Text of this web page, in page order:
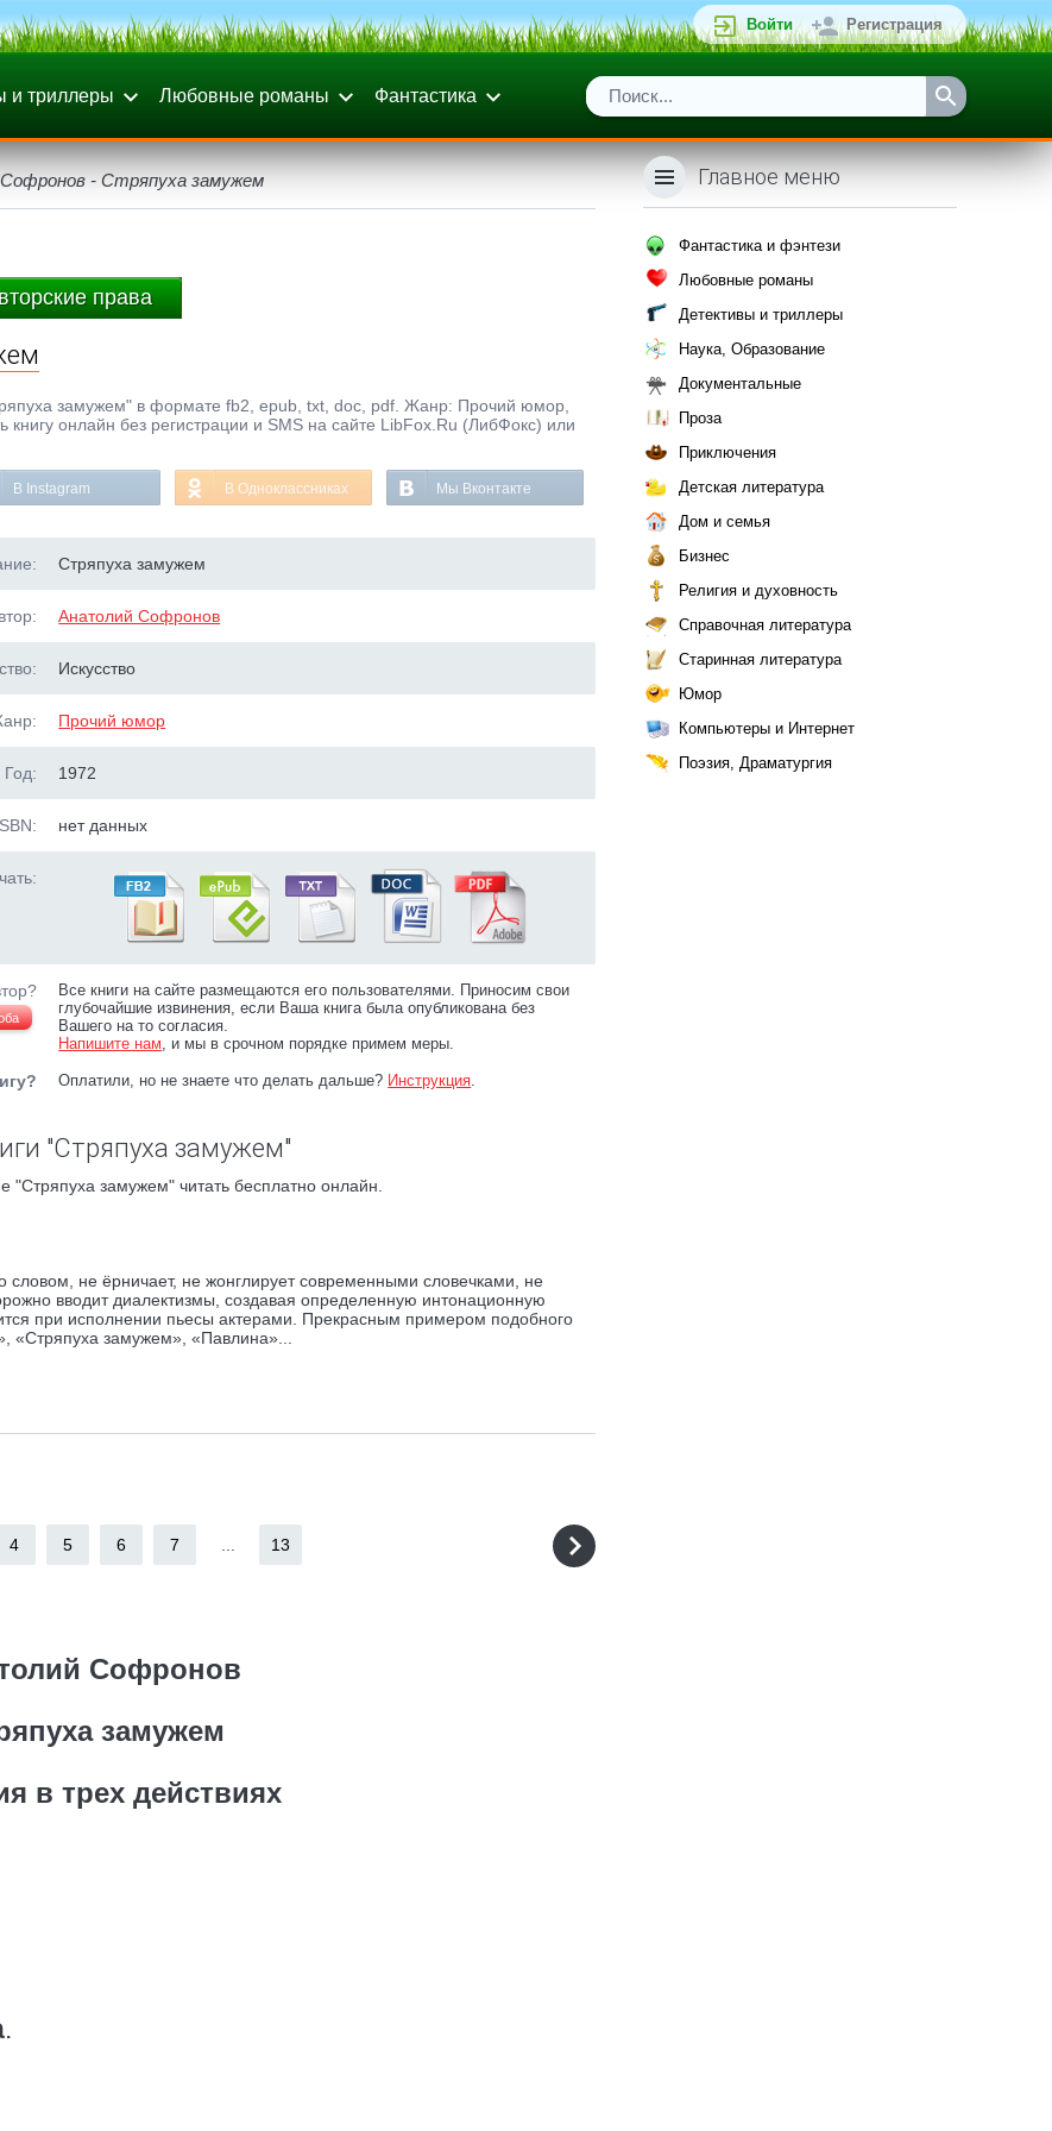
Войти Регистрация
и триллеры Любовные романы Фантастика
- Стряпуха замужем
права
замужем" в формате fb2, epub, txt, doc, pdf. Жанр: Прочий юмор,
книгу онлайн без регистрации и SMS на сайте LibFox.Ru (ЛибФокс) или
В Instagram В Одноклассниках Мы Вконтакте
Стряпуха замужем
Анатолий Софронов
Искусство
Прочий юмор
Год: 1972
нет данных
Все книги на сайте размещаются его пользователями. Приносим свои
глубочайшие извинения, если Ваша книга была опубликована без
Вашего на то согласия.
Напишите нам, и мы в срочном порядке примем меры.
Оплатили, но не знаете что делать дальше? Инструкция.
"Стряпуха замужем"
"Стряпуха замужем" читать бесплатно онлайн.
не ёрничает, не жонглирует современными словечками, не
вводит диалектизмы, создавая определенную интонационную
при исполнении пьесы актерами. Прекрасным примером подобного
«Стряпуха замужем», «Павлина»...
4 5 6 7 13
Софронов
замужем
в трех действиях
.
Главное меню
Фантастика и фэнтези
Любовные романы
Детективы и триллеры
Наука, Образование
Документальные
Проза
Приключения
Детская литература
Дом и семья
Бизнес
Религия и духовность
Справочная литература
Старинная литература
Юмор
Компьютеры и Интернет
Поэзия, Драматургия